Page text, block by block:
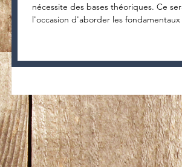
nécessite des bases théoriques. Ce
l'occasion d'aborder les